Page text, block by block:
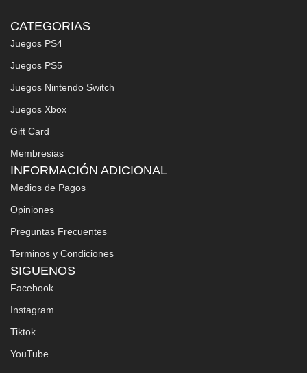
CATEGORIAS
Juegos PS4
Juegos PS5
Juegos Nintendo Switch
Juegos Xbox
Gift Card
Membresias
INFORMACIÓN ADICIONAL
Medios de Pagos
Opiniones
Preguntas Frecuentes
Terminos y Condiciones
SIGUENOS
Facebook
Instagram
Tiktok
YouTube